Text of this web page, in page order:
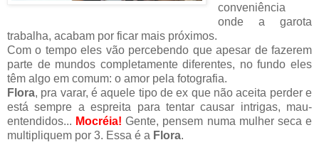
conveniência
onde a garota
trabalha, acabam por ficar mais próximos.
Com o tempo eles vão percebendo que apesar de fazerem
parte de mundos completamente diferentes, no fundo eles
têm algo em comum: o amor pela fotografia.
Flora, pra varar, é aquele tipo de ex que não aceita perder e
está sempre a espreita para tentar causar intrigas, mau-
entendidos... Mocréia!Gente, pensem numa mulher seca e
multipliquem por 3. Essa é a Flora.